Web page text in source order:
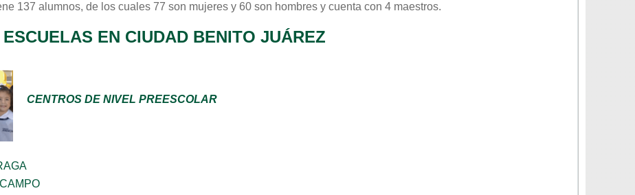
137 alumnos, de los cuales 77 son mujeres y 60 son hombres y cuenta con 4 maestros.
EN CIUDAD BENITO JUÁREZ
CENTROS DE NIVEL PREESCOLAR